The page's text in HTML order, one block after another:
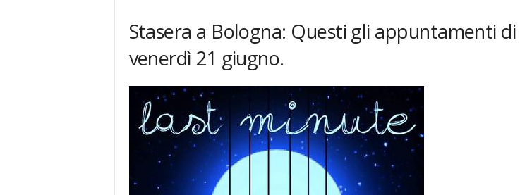
Stasera a Bologna: Questi gli appuntamenti di
venerdì 21 giugno.